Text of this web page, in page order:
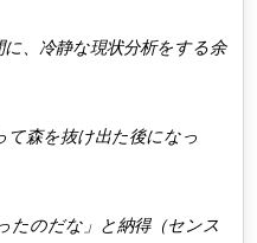
、冷静な現状分析をする余
て森を抜け出た後になっ
たのだな」と納得（センス